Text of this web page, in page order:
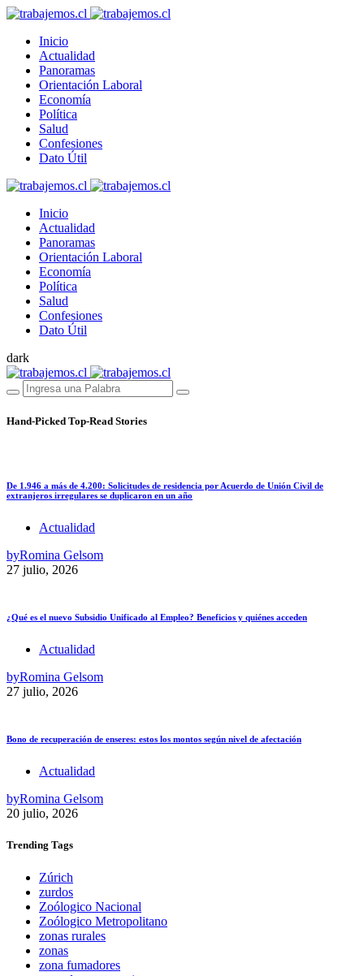
Inicio
Actualidad
Panoramas
Orientación Laboral
Economía
Política
Salud
Confesiones
Dato Útil
Inicio
Actualidad
Panoramas
Orientación Laboral
Economía
Política
Salud
Confesiones
Dato Útil
dark
Hand-Picked Top-Read Stories
De 1.946 a más de 4.200: Solicitudes de residencia por Acuerdo de Unión Civil de
extranjeros irregulares se duplicaron en un año
Actualidad
byRomina Gelsom
27 julio, 2026
¿Qué es el nuevo Subsidio Unificado al Empleo? Beneficios y quiénes acceden
Actualidad
byRomina Gelsom
27 julio, 2026
Bono de recuperación de enseres: estos los montos según nivel de afectación
Actualidad
byRomina Gelsom
20 julio, 2026
Trending Tags
Zúrich
zurdos
Zoólogico Nacional
Zoólogico Metropolitano
zonas rurales
zonas
zona fumadores